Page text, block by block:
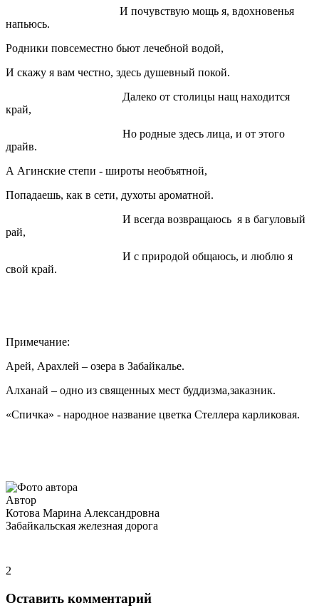
И почувствую мощь я, вдохновенья
напьюсь.
Родники повсеместно бьют лечебной водой,
И скажу я вам честно, здесь душевный покой.
Далеко от столицы нащ находится
край,
Но родные здесь лица, и от этого
драйв.
А Агинские степи - широты необъятной,
Попадаешь, как в сети, духоты ароматной.
И всегда возвращаюсь я в багуловый
рай,
И с природой общаюсь, и люблю я
свой край.
Примечание:
Арей, Арахлей – озера в Забайкалье.
Алханай – одно из священных мест буддизма,заказник.
«Спичка» - народное название цветка Стеллера карликовая.
Автор
Котова Марина Александровна
Забайкальская железная дорога
2
Оставить комментарий